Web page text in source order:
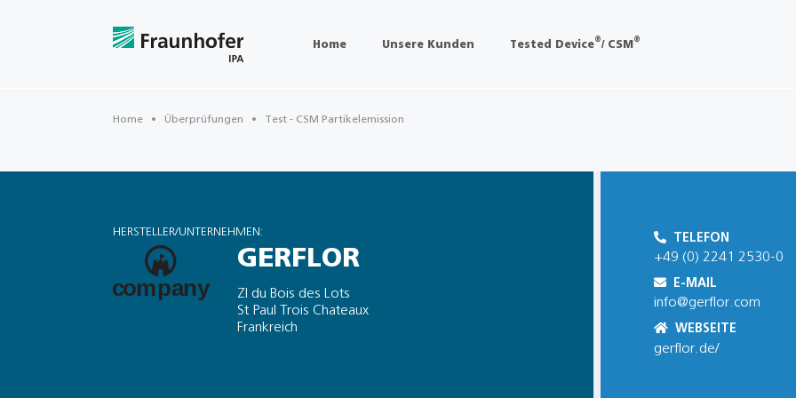
Home Unsere Kunden Tested Device®/ CSM ®
Home Überprüfungen Test - CSM Partikelemission
HERSTELLER/UNTERNEHMEN:
GERFLOR
ZI du Bois des Lots
St Paul Trois Chateaux
Frankreich
TELEFON
+49 (0) 2241 2530-0
E-MAIL
info@gerflor.com
WEBSEITE
gerflor.de/